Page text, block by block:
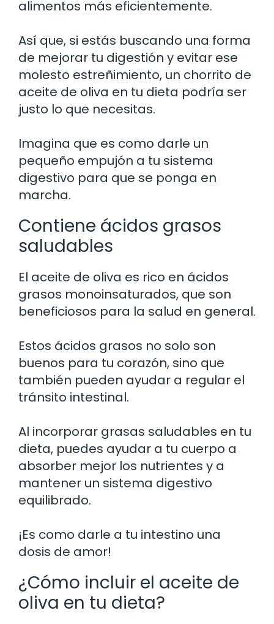
alimentos más eficientemente.
Así que, si estás buscando una forma
de mejorar tu digestión y evitar ese
molesto estreñimiento, un chorrito de
aceite de oliva en tu dieta podría ser
justo lo que necesitas.
Imagina que es como darle un
pequeño empujón a tu sistema
digestivo para que se ponga en
marcha.
Contiene ácidos grasos
saludables
El aceite de oliva es rico en ácidos
grasos monoinsaturados, que son
beneficiosos para la salud en general.
Estos ácidos grasos no solo son
buenos para tu corazón, sino que
también pueden ayudar a regular el
tránsito intestinal.
Al incorporar grasas saludables en tu
dieta, puedes ayudar a tu cuerpo a
absorber mejor los nutrientes y a
mantener un sistema digestivo
equilibrado.
¡Es como darle a tu intestino una
dosis de amor!
¿Cómo incluir el aceite de
oliva en tu dieta?